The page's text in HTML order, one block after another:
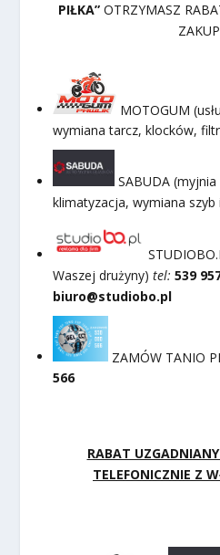
PIŁKA” OTRZYMASZ
MOTOGUM
wymiana tarcz, klocków,
SABUDA
klimatyzacja, wymiana szyb
Waszej drużyny)tel: 539
biuro@studiobo.pl
ZAMÓW TANIO
566
RABAT
TELEFONICZNIE Z